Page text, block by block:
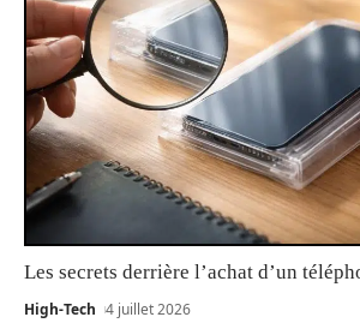
Les secrets derrière l’achat d’un
High-Tech 4 juillet 2026